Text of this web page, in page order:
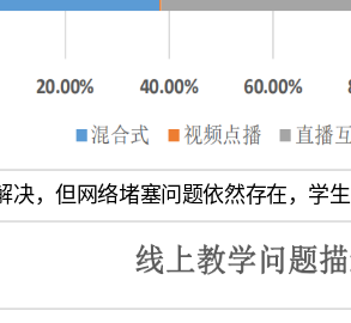
决，但网络堵塞问题依然存在，学生